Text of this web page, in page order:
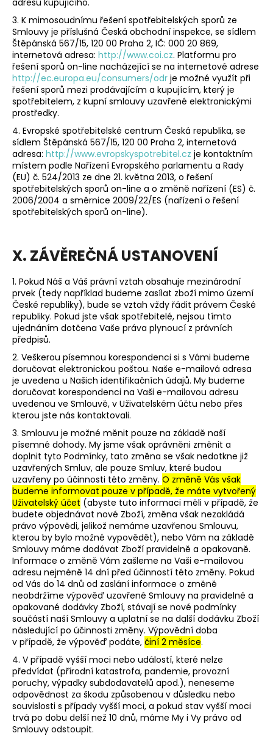
3. K mimosoudnímu řešení spotřebitelských sporů ze
Smlouvy je příslušná Česká obchodní inspekce, se sídlem
Štěpánská 567/15, 120 00 Praha 2, IČ: 000 20 869,
internetová adresa: http://www.coi.cz. Platformu pro
řešení sporů on-line nacházející se na internetové adrese
http://ec.europa.eu/consumers/odr je možné využít při
řešení sporů mezi prodávajícím a kupujícím, který je
spotřebitelem, z kupní smlouvy uzavřené elektronickými
prostředky.
4. Evropské spotřebitelské centrum Česká republika, se
sídlem Štěpánská 567/15, 120 00 Praha 2, internetová
adresa: http://www.evropskyspotrebitel.cz je kontaktním
místem podle Nařízení Evropského parlamentu a Rady
(EU) č. 524/2013 ze dne 21. května 2013, o řešení
spotřebitelských sporů on-line a o změně nařízení (ES) č.
2006/2004 a směrnice 2009/22/ES (nařízení o řešení
spotřebitelských sporů on-line).
X. ZÁVĚREČNÁ USTANOVENÍ
1. Pokud Náš a Váš právní vztah obsahuje mezinárodní
prvek (tedy například budeme zasílat zboží mimo území
České republiky), bude se vztah vždy řádit právem České
republiky. Pokud jste však spotřebitelé, nejsou tímto
ujednáním dotčena Vaše práva plynoucí z právních
předpisů.
2. Veškerou písemnou korespondenci si s Vámi budeme
doručovat elektronickou poštou. Naše e-mailová adresa
je uvedena u Našich identifikačních údajů. My budeme
doručovat korespondenci na Vaši e-mailovou adresu
uvedenou ve Smlouvě, v Uživatelském účtu nebo přes
kterou jste nás kontaktovali.
3. Smlouvu je možné měnit pouze na základě naší
písemné dohody. My jsme však oprávněni změnit a
doplnit tyto Podmínky, tato změna se však nedotkne již
uzavřených Smluv, ale pouze Smluv, které budou
uzavřeny po účinnosti této změny. O změně Vás však
budeme informovat pouze v případě, že máte vytvořený
Uživatelský účet (abyste tuto informaci měli v případě, že
budete objednávat nové Zboží, změna však nezakládá
právo výpovědi, jelikož nemáme uzavřenou Smlouvu,
kterou by bylo možné vypovědět), nebo Vám na základě
Smlouvy máme dodávat Zboží pravidelně a opakovaně.
Informace o změně Vám zašleme na Vaši e-mailovou
adresu nejméně 14 dní před účinností této změny. Pokud
od Vás do 14 dnů od zaslání informace o změně
neobdržíme výpověď uzavřené Smlouvy na pravidelné a
opakované dodávky Zboží, stávají se nové podmínky
součástí naší Smlouvy a uplatní se na další dodávku Zboží
následující po účinnosti změny. Výpovědní doba
v případě, že výpověď podáte, činí 2 měsíce.
4. V případě vyšší moci nebo událostí, které nelze
předvídat (přírodní katastrofa, pandemie, provozní
poruchy, výpadky subdodavatelů apod.), neneseme
odpovědnost za škodu způsobenou v důsledku nebo
souvislosti s případy vyšší moci, a pokud stav vyšší moci
trvá po dobu delší než 10 dnů, máme My i Vy právo od
Smlouvy odstoupit.